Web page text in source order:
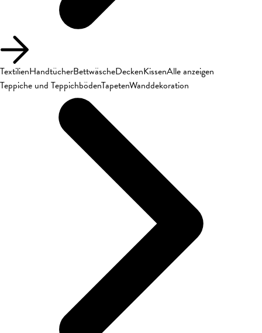
TextilienHandtücherBettwäscheDeckenKissenAlle anzeigen
Teppiche und TeppichbödenTapetenWanddekoration